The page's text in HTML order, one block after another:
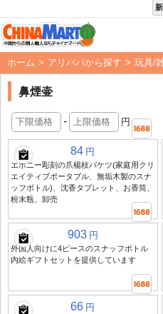
ホーム > アリババから探す > 玩具/
鼻煙壷
- 円
84 円
エボニー彫刻の爪楊枝バケツ(家庭用クリ
エイティブポータブル、無垢木製のスナ
ッフボトル)、沈香タブレット、お香筒、
粉末瓶、卸売
903 円
外国人向けに4ピースのスナッフボトル
内絵ギフトセットを提供しています
66 円